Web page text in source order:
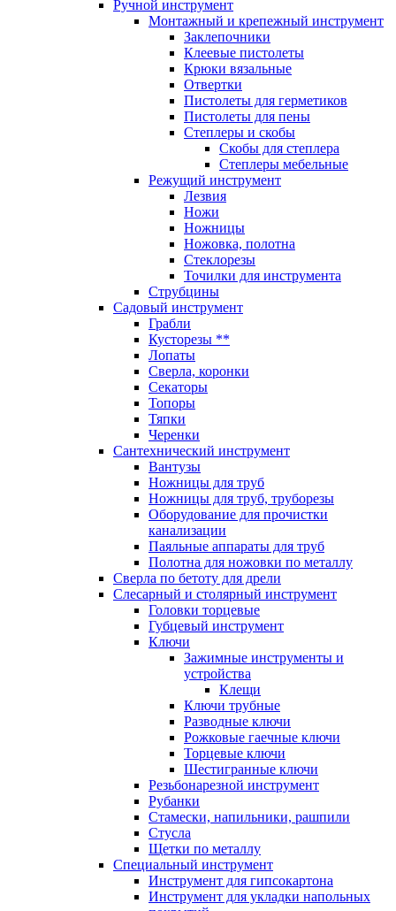
Ручной инструмент
Монтажный и крепежный инструмент
Заклепочники
Клеевые пистолеты
Крюки вязальные
Отвертки
Пистолеты для герметиков
Пистолеты для пены
Степлеры и скобы
Скобы для степлера
Степлеры мебельные
Режущий инструмент
Лезвия
Ножи
Ножницы
Ножовка, полотна
Стеклорезы
Точилки для инструмента
Струбцины
Садовый инструмент
Грабли
Кусторезы **
Лопаты
Сверла, коронки
Секаторы
Топоры
Тяпки
Черенки
Сантехнический инструмент
Вантузы
Ножницы для труб
Ножницы для труб, труборезы
Оборудование для прочистки
канализации
Паяльные аппараты для труб
Полотна для ножовки по металлу
Сверла по бетоту для дрели
Слесарный и столярный инструмент
Головки торцевые
Губцевый инструмент
Ключи
Зажимные инструменты и
устройства
Клещи
Ключи трубные
Разводные ключи
Рожковые гаечные ключи
Торцевые ключи
Шестигранные ключи
Резьбонарезной инструмент
Рубанки
Стамески, напильники, рашпили
Стусла
Щетки по металлу
Специальный инструмент
Инструмент для гипсокартона
Инструмент для укладки напольных